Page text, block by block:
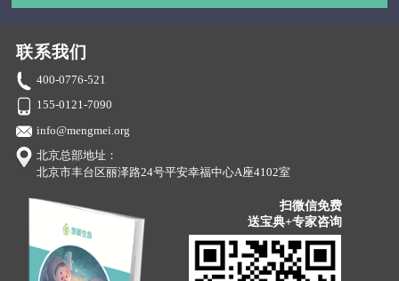
联系我们
400-0776-521
155-0121-7090
info@mengmei.org
北京总部地址：
北京市丰台区丽泽路24号平安幸福中心A座4102室
扫微信免费
送宝典+专家咨询